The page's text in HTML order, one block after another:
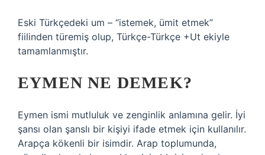
Eski Türkçedeki um – “istemek, ümit etmek”
fiilinden türemiş olup, Türkçe-Türkçe +Ut ekiyle
tamamlanmıştır.
EYMEN NE DEMEK?
Eymen ismi mutluluk ve zenginlik anlamına gelir. İyi
şansı olan şanslı bir kişiyi ifade etmek için kullanılır.
Arapça kökenli bir isimdir. Arap toplumunda,